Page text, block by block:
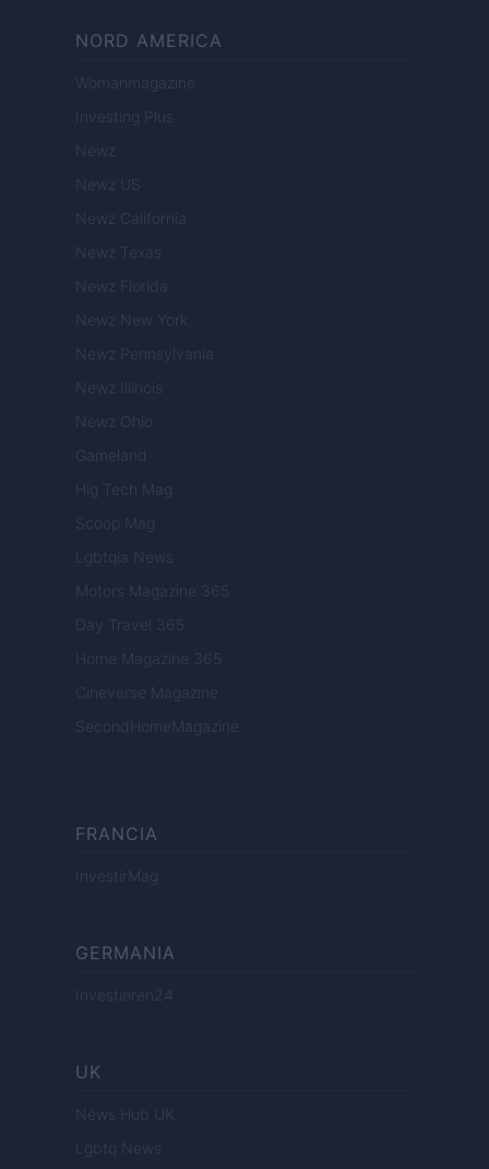
NORD AMERICA
Womanmagazine
Investing Plus
Newz
Newz US
Newz California
Newz Texas
Newz Florida
Newz New York
Newz Pennsylvania
Newz Illinois
Newz Ohio
Gameland
Hig Tech Mag
Scoop Mag
Lgbtqia News
Motors Magazine 365
Day Travel 365
Home Magazine 365
Cineverse Magazine
SecondHomeMagazine
FRANCIA
InvestirMag
GERMANIA
Investieren24
UK
News Hub UK
Lgbtq News